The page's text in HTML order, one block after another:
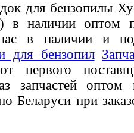
для бензопилы
в наличии оптом
в наличии и
для бензопил
первого
запчастей
Беларуси при